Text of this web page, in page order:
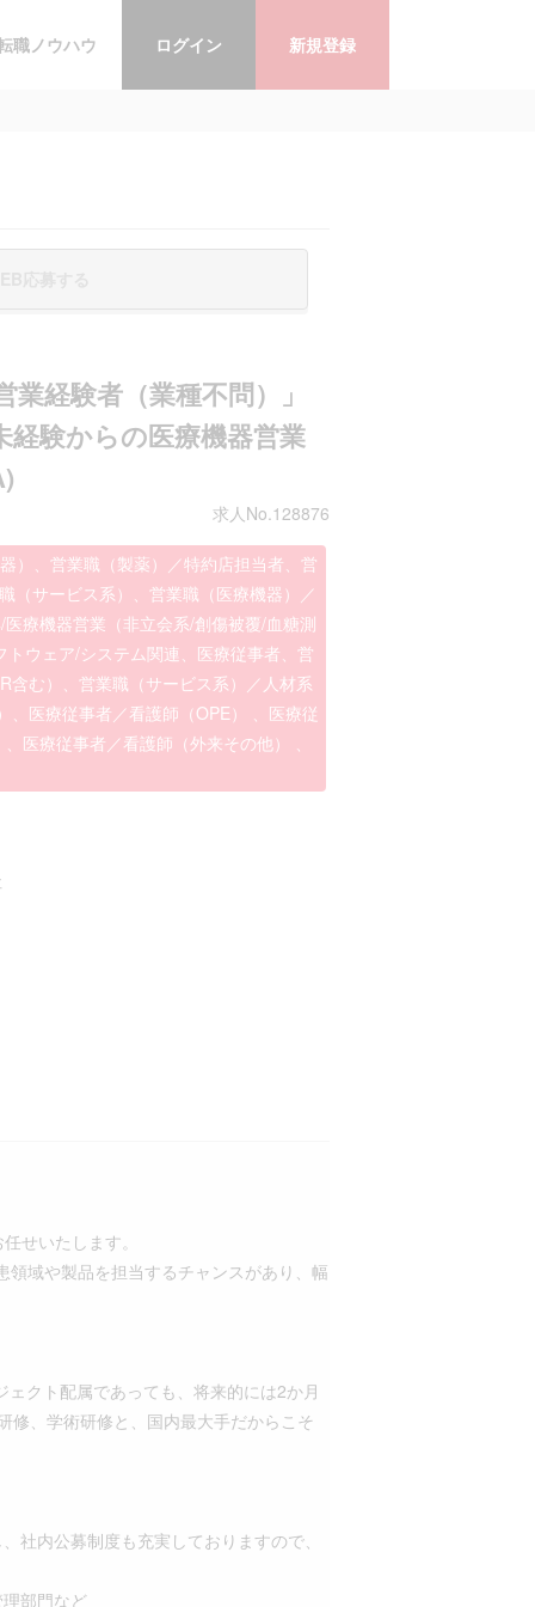
職ノウハウ ログイン 新規登録
経験者（業種不問）」
経験からの医療機器営業
求人No.128876
）、営業職（製薬）／特約店担当者、営
（サービス系）、営業職（医療機器）／
療機器営業（非立会系/創傷被覆/血糖測
ウェア/システム関連、医療従事者、営
含む）、営業職（サービス系）／人材系
医療従事者／看護師（OPE） 、医療従
医療従事者／看護師（外来その他） 、
せいたします。
域や製品を担当するチャンスがあり、幅
クト配属であっても、将来的には2か月
修、学術研修と、国内最大手だからこそ
社内公募制度も充実しておりますので、
部門など